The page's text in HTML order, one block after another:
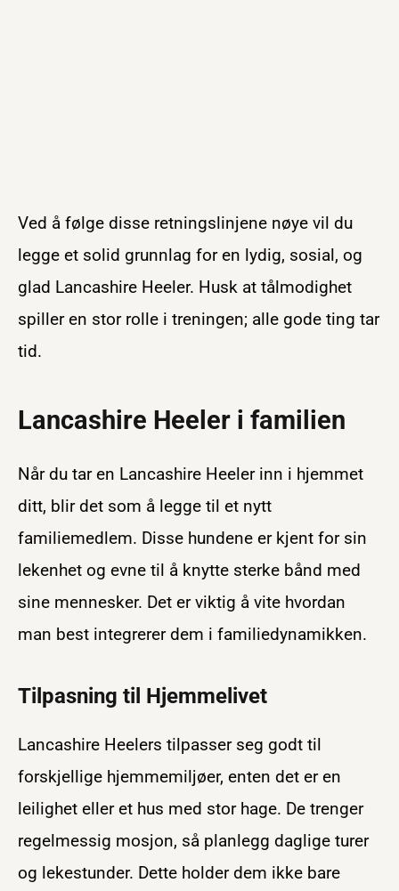
Ved å følge disse retningslinjene nøye vil du
legge et solid grunnlag for en lydig, sosial, og
glad Lancashire Heeler. Husk at tålmodighet
spiller en stor rolle i treningen; alle gode ting tar
tid.
Lancashire Heeler i familien
Når du tar en Lancashire Heeler inn i hjemmet
ditt, blir det som å legge til et nytt
familiemedlem. Disse hundene er kjent for sin
lekenhet og evne til å knytte sterke bånd med
sine mennesker. Det er viktig å vite hvordan
man best integrerer dem i familiedynamikken.
Tilpasning til Hjemmelivet
Lancashire Heelers tilpasser seg godt til
forskjellige hjemmemiljøer, enten det er en
leilighet eller et hus med stor hage. De trenger
regelmessig mosjon, så planlegg daglige turer
og lekestunder. Dette holder dem ikke bare